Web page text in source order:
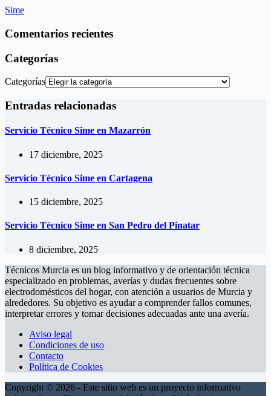
Sime
Comentarios recientes
Categorías
Categorías
Entradas relacionadas
Servicio Técnico Sime en Mazarrón
17 diciembre, 2025
Servicio Técnico Sime en Cartagena
15 diciembre, 2025
Servicio Técnico Sime en San Pedro del Pinatar
8 diciembre, 2025
Técnicos Murcia es un blog informativo y de orientación técnica
especializado en problemas, averías y dudas frecuentes sobre
electrodomésticos del hogar, con atención a usuarios de Murcia y
alrededores. Su objetivo es ayudar a comprender fallos comunes,
interpretar errores y tomar decisiones adecuadas ante una avería.
Aviso legal
Condiciones de uso
Contacto
Política de Cookies
Copyright © 2026 - Este sitio web es un proyecto informativo